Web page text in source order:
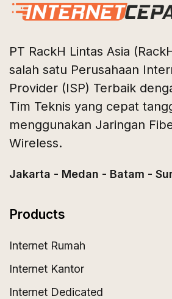
PT RackH Lintas Asia
salah satu Perusahaan
Provider (ISP) Terbaik
Tim Teknis yang cepat
menggunakan Jaringan
Wireless.
Jakarta - Medan - Batam -
Products
Internet Rumah
Internet Kantor
Internet Dedicated